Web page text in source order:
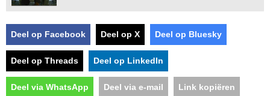
Deel op Facebook Deel op X Deel op Bluesky
Deel op Threads Deel op LinkedIn
Deel via WhatsApp Deel via e-mail Link kopiëren